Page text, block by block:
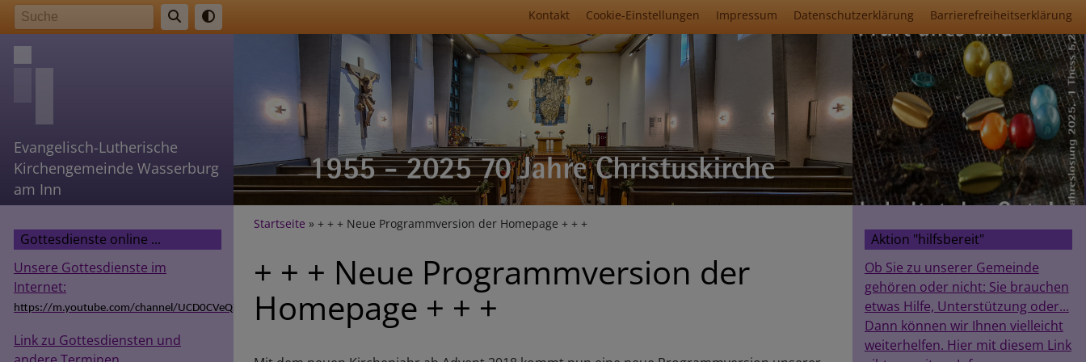
Direkt
zum
Inhalt
Fußbereichsmenü
Kontakt Cookie-Einstellungen Impressum Datenschutzerklärung Barrierefreiheitserklärung
Evangelisch-Lutherische
Kirchengemeinde Wasserburg
am Inn
Gottesdienste online ...
Unsere Gottesdienste im
Internet:
https://m.youtube.com/channel/UCD0CVeQZSg9hODT9EIzv24Q
Link zu Gottesdiensten und
Breadcrumb
Startseite + + + Neue Programmversion der Homepage + + +
+ + + Neue Programmversion der
Homepage + + +
Aktion "hilfsbereit"
Ob Sie zu unserer Gemeinde
gehören oder nicht: Sie brauchen
etwas Hilfe, Unterstützung oder...
Dann können wir Ihnen vielleicht
weiterhelfen. Hier mit diesem Link